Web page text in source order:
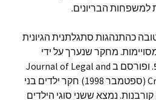
הבריונים.
כהתנהגות סתגלתנית הגיונית
מחקר שנערך על ידי
באלדרי א.ק. ופארינגטון ד.פ. ופורסם ב Journal of Legal and
Criminological Psychology (ספטמבר 1998) חקר ילדים בני
או קורבנות. נמצא ששני סוגי הילדים